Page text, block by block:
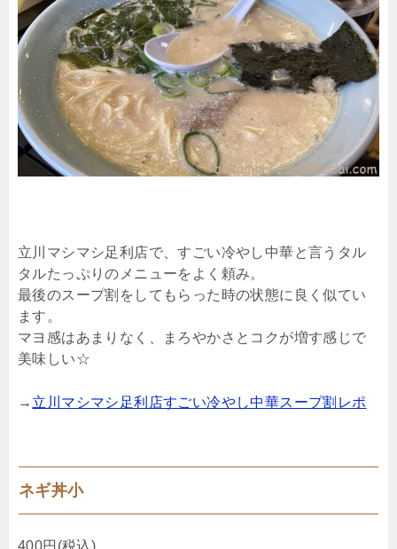
立川マシマシ足利店で、すごい冷やし中華と言うタル
タルたっぷりのメニューをよく頼み。
最後のスープ割をしてもらった時の状態に良く似てい
ます。
マヨ感はあまりなく、まろやかさとコクが増す感じで
美味しい☆
→ 立川マシマシ足利店すごい冷やし中華スープ割レポ
ネギ丼小